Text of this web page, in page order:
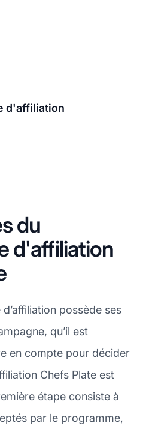
d'affiliation
du
d'affiliation
possède ses
qu’il est
en compte pour décider
Chefs Plate est
étape consiste à
par le programme,